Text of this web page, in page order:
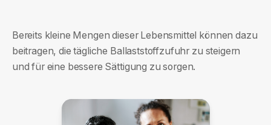
Bereits kleine Mengen dieser Lebensmittel können dazu
beitragen, die tägliche Ballaststoffzufuhr zu steigern
und für eine bessere Sättigung zu sorgen.